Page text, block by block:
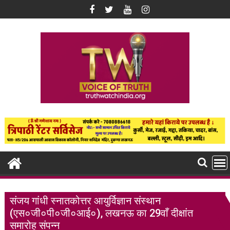
to
संजय गांधी स्नातकोत्तर आयुर्विज्ञान संस्थान
(एस०जी०पी०जी०आई०), लखनऊ का 29वाँ दीक्षांत
समारोह संपन्न